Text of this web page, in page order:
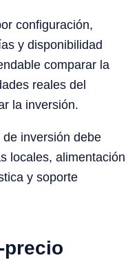
configuración,
y disponibilidad
comparar la
reales del
la inversión.
inversión debe
locales, alimentación
y soporte
precio